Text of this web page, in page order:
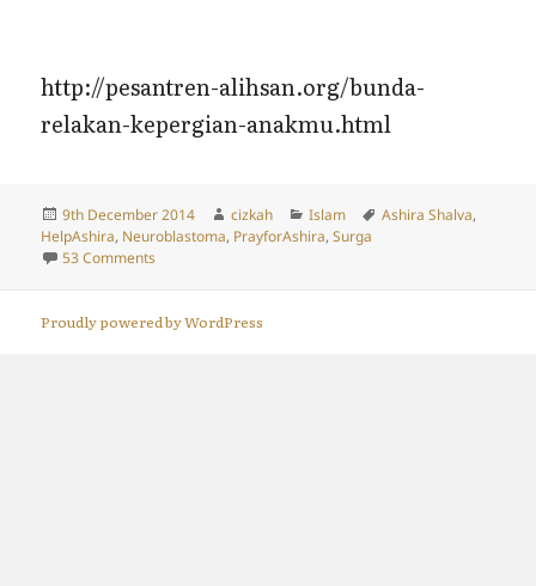
http://pesantren-alihsan.org/bunda-
relakan-kepergian-anakmu.html
Posted
on
9th December 2014 Author
cizkah Categories
Islam Tags
Ashira Shalva,
HelpAshira, Neuroblastoma, PrayforAshira,Surga
53 Commentson Apakah Anak Kecil yang Meninggal Berada di Surga?
Proudly powered by WordPress